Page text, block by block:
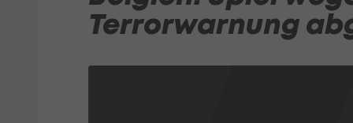
Terrorwarnung